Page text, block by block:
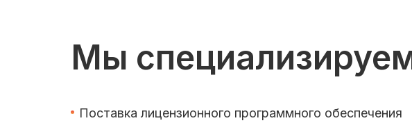
Мы
Поставка лицензионного программного обеспечения